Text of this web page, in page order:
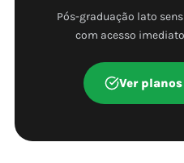
Pós-graduação lato
com acesso
Ver